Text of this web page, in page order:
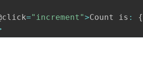
="increment">Count is : {